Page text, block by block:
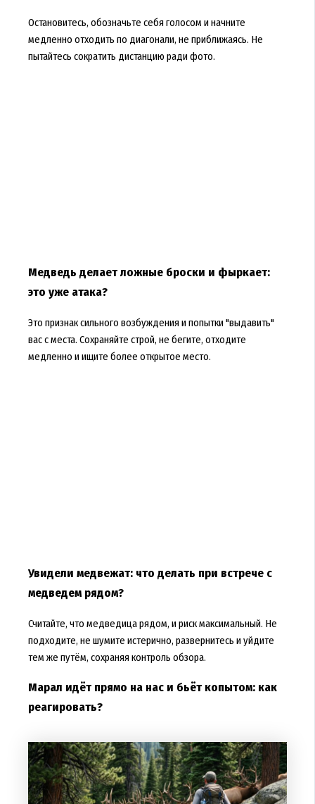
Остановитесь, обозначьте себя голосом и начните
медленно отходить по диагонали, не приближаясь. Не
пытайтесь сократить дистанцию ради фото.
Медведь делает ложные броски и фыркает:
это уже атака?
Это признак сильного возбуждения и попытки "выдавить"
вас с места. Сохраняйте строй, не бегите, отходите
медленно и ищите более открытое место.
Увидели медвежат: что делать при встрече с
медведем рядом?
Считайте, что медведица рядом, и риск максимальный. Не
подходите, не шумите истерично, развернитесь и уйдите
тем же путём, сохраняя контроль обзора.
Марал идёт прямо на нас и бьёт копытом: как
реагировать?